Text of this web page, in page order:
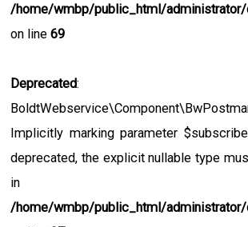
/home/wmbp/public_html/
on line69
Deprecated:
Implicitly marking parameter
deprecated, the explicit nullable type
in
/home/wmbp/public_html/